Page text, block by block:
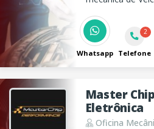
Whatsapp
2
Telefone
Master
Eletrônica
Oficina